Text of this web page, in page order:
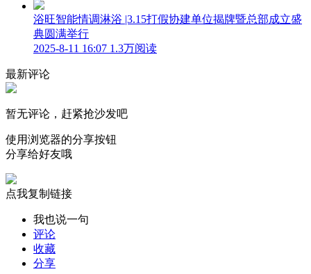
浴旺智能情调淋浴 |3.15打假协建单位揭牌暨总部成立盛
典圆满举行
2025-8-11 16:07 1.3万阅读
最新评论
暂无评论，赶紧抢沙发吧
使用浏览器的分享按钮
分享给好友哦
点我复制链接
我也说一句
评论
收藏
分享